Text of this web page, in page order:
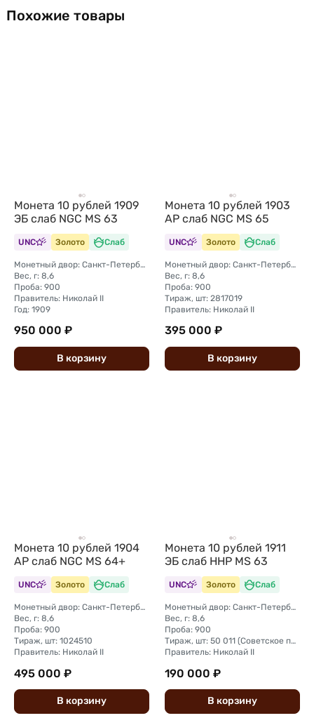
Похожие товары
Монета 10 рублей 1909
ЭБ слаб NGC MS 63
UNC Золото Слаб
Монетный двор: Санкт-Петербургский монетный двор
Вес, г: 8,6
Проба: 900
Правитель: Николай II
Год: 1909
950 000 ₽
В корзину
Монета 10 рублей 1903
АР слаб NGC MS 65
UNC Золото Слаб
Монетный двор: Санкт-Петербургский монетный двор
Вес, г: 8,6
Проба: 900
Тираж, шт: 2817019
Правитель: Николай II
395 000 ₽
В корзину
Монета 10 рублей 1904
АР слаб NGC MS 64+
UNC Золото Слаб
Монетный двор: Санкт-Петербургский монетный двор
Вес, г: 8,6
Проба: 900
Тираж, шт: 1024510
Правитель: Николай II
495 000 ₽
В корзину
Монета 10 рублей 1911
ЭБ слаб ННР MS 63
UNC Золото Слаб
Монетный двор: Санкт-Петербургский монетный двор
Вес, г: 8,6
Проба: 900
Тираж, шт: 50 011 (Советское правительство с декабря 1925 г. по март 1926 г. отчеканило 2 011 000 10-ти рублевого достоинства царского образца, предположительно штемпелями 1911 г.)
Правитель: Николай II
190 000 ₽
В корзину